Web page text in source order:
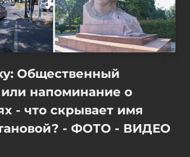
Общественный
напоминание о
- что скрывает имя
- ФОТО - ВИДЕО